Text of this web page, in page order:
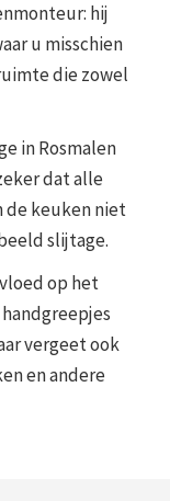
hij
u misschien
die zowel
in Rosmalen
dat alle
de keuken niet
slijtage.
op het
vergeet ook
en andere